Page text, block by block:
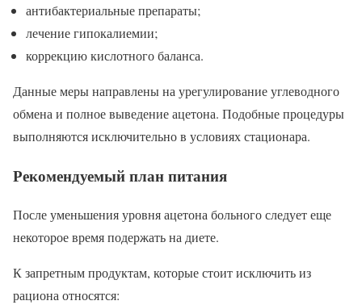
антибактериальные препараты;
лечение гипокалиемии;
коррекцию кислотного баланса.
Данные меры направлены на урегулирование углеводного
обмена и полное выведение ацетона. Подобные процедуры
выполняются исключительно в условиях стационара.
Рекомендуемый план питания
После уменьшения уровня ацетона больного следует еще
некоторое время подержать на диете.
К запретным продуктам, которые стоит исключить из
рациона относятся: